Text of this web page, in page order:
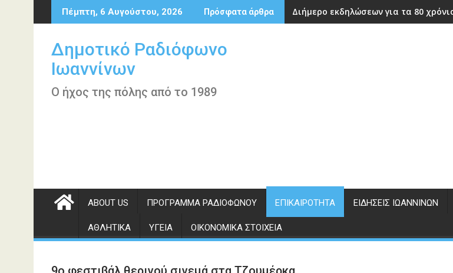
Περάστε
στο
Πέμπτη, 6 Αυγούστου, 2026 Πρόσφατα άρθρα Διήμερο εκδηλώσεων για τα 80
Δημοτικό Ραδιόφωνο
Ιωαννίνων
Ο ήχος της πόλης από το 1989
ABOUT US ΠΡΌΓΡΑΜΜΑ ΡΑΔΙΟΦΏΝΟΥ ΕΠΙΚΑΙΡΌΤΗΤΑ ΕΙΔΉΣΕΙΣ ΙΩΑΝΝΊΝΩΝ
ΑΘΛΗΤΙΚΆ ΥΓΕΊΑ ΟΙΚΟΝΟΜΙΚΆ ΣΤΟΙΧΕΊΑ